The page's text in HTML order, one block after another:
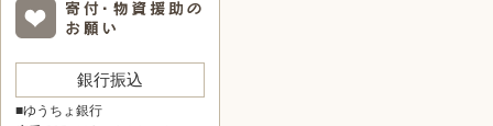
銀行振込
■ゆうちょ銀行